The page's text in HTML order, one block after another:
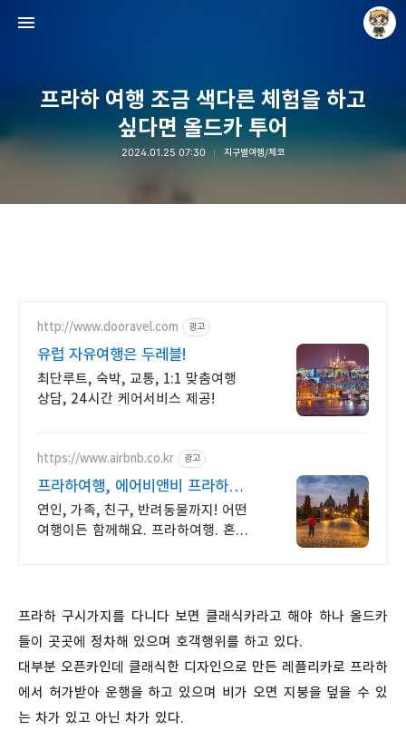
프라하 여행 조금 색다른 체험을 하고
싶다면 올드카 투어
2024.01.25 07:30 지구별여행/체코
http://www.dooravel.com 광고
유럽 자유여행은 두레블!
최단루트, 숙박, 교통, 1:1 맞춤여행
상담, 24시간 케어서비스 제공!
https://www.airbnb.co.kr 광고
프라하여행, 에어비앤비 프라하
구시가지 감성숙소
연인, 가족, 친구, 반려동물까지! 어떤
여행이든 함께해요. 프라하여행. 혼자
프라하 구시가지를 다니다 보면 클래식카라고 해야 하나 올드카
들이 곳곳에 정차해 있으며 호객행위를 하고 있다.
대부분 오픈카인데 클래식한 디자인으로 만든 레플리카로 프라하
에서 허가받아 운행을 하고 있으며 비가 오면 지붕을 덮을 수 있
는 차가 있고 아닌 차가 있다.
Raycat : Photo and Story